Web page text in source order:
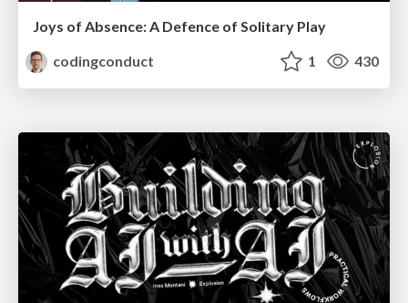
Joys of Absence: A Defence of Solitary Play
codingconduct
1 430